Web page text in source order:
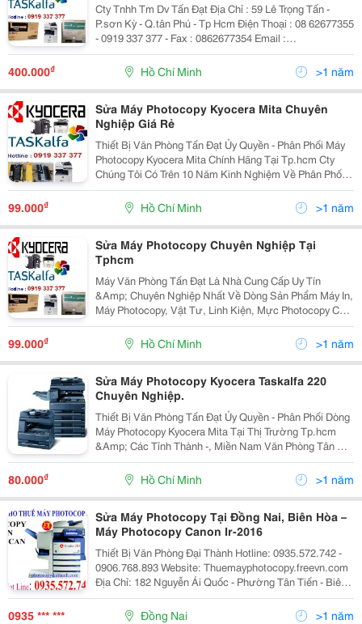
Cty Tnhh Tm Dv Tấn Đạt Địa Chỉ : 59 Lê Trọng Tấn -
P.sơn Kỳ - Q.tân Phú - Tp Hcm Điện Thoại : 08 62677355
- 0919 337 377 - Fax : 0862677354 Email :
Tandatphotocopy@Gmail.com Web :
Www.tandat.com.vn May Photocopy Kyocera Gia Re Tai
400.000₫ Hồ Chí Minh >1 năm
Sửa Máy Photocopy Kyocera Mita Chuyên
Nghiệp Giá Rẻ
Thiết Bị Văn Phòng Tấn Đạt Ủy Quyền - Phân Phối Máy
Photocopy Kyocera Mita Chính Hãng Tại Tp.hcm Cty
Chúng Tôi Có Trên 10 Năm Kinh Nghiệm Về Phân Phối
&Amp; Sửa Chữa Dòng Sản Phẩm Máy Photocopy
Kyocera Mita
99.000₫ Hồ Chí Minh >1 năm
Sửa Máy Photocopy Chuyên Nghiệp Tại
Tphcm
Máy Văn Phòng Tấn Đạt Là Nhà Cung Cấp Uy Tín
&Amp; Chuyên Nghiệp Nhất Về Dòng Sản Phẩm Máy In,
Máy Photocopy, Vật Tư, Linh Kiện, Mực Photocopy Của
Nhật Như : Kyocera (Mita )Taskalfa, Xerox, Ricoh, Hp
Mfp, Toshiba Tại Tp Hcm Với Kinh Nghiệm Trên 10...
99.000₫ Hồ Chí Minh >1 năm
Sửa Máy Photocopy Kyocera Taskalfa 220
Chuyên Nghiệp.
Thiết Bị Văn Phòng Tấn Đạt Ủy Quyền - Phân Phối Dòng
Máy Photocopy Kyocera Mita Tại Thị Trường Tp.hcm
&Amp; Các Tỉnh Thành -, Miền Nam Văn Phòng Tân Đạt
Có Trên 10 Năm Kinh Nghiệm Về Sản Phẩm Máy Văn
Phòng Nói Chun
80.000₫ Hồ Chí Minh >1 năm
Sửa Máy Photocopy Tại Đồng Nai, Biên Hòa –
Máy Photocopy Canon Ir-2016
Thiết Bị Văn Phòng Đại Thành Hotline: 0935.572.742 -
0906.768.893 Website: Thuemayphotocopy.freevn.com
Ðịa Chỉ: 182 Nguyễn Ái Quốc - Phường Tân Tiến - Biên
Hòa Tel: 0906.768.893 - 061.3827.316 - Fax:
061.3827.316 Chi Nhánh Tp Hcm : 766 Tr
0935 *** *** Đồng Nai >1 năm